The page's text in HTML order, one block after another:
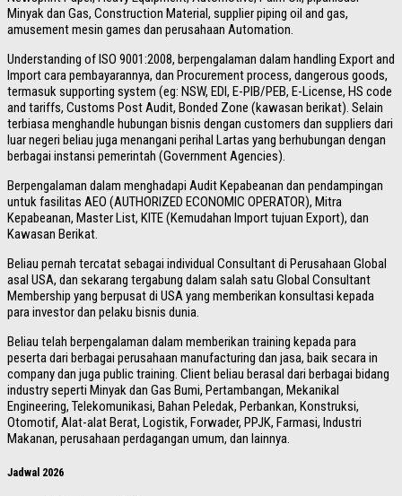
Minyak dan Gas, Construction Material, supplier piping oil and gas,
amusement mesin games dan perusahaan Automation.
Understanding of ISO 9001:2008, berpengalaman dalam handling Export and
Import cara pembayarannya, dan Procurement process, dangerous goods,
termasuk supporting system (eg: NSW, EDI, E-PIB/PEB, E-License, HS code
and tariffs, Customs Post Audit, Bonded Zone (kawasan berikat). Selain
terbiasa menghandle hubungan bisnis dengan customers dan suppliers dari
luar negeri beliau juga menangani perihal Lartas yang berhubungan dengan
berbagai instansi pemerintah (Government Agencies).
Berpengalaman dalam menghadapi Audit Kepabeanan dan pendampingan
untuk fasilitas AEO (AUTHORIZED ECONOMIC OPERATOR), Mitra
Kepabeanan, Master List, KITE (Kemudahan Import tujuan Export), dan
Kawasan Berikat.
Beliau pernah tercatat sebagai individual Consultant di Perusahaan Global
asal USA, dan sekarang tergabung dalam salah satu Global Consultant
Membership yang berpusat di USA yang memberikan konsultasi kepada
para investor dan pelaku bisnis dunia.
Beliau telah berpengalaman dalam memberikan training kepada para
peserta dari berbagai perusahaan manufacturing dan jasa, baik secara in
company dan juga public training. Client beliau berasal dari berbagai bidang
industry seperti Minyak dan Gas Bumi, Pertambangan, Mekanikal
Engineering, Telekomunikasi, Bahan Peledak, Perbankan, Konstruksi,
Otomotif, Alat-alat Berat, Logistik, Forwader, PPJK, Farmasi, Industri
Makanan, perusahaan perdagangan umum, dan lainnya.
Jadwal 2026